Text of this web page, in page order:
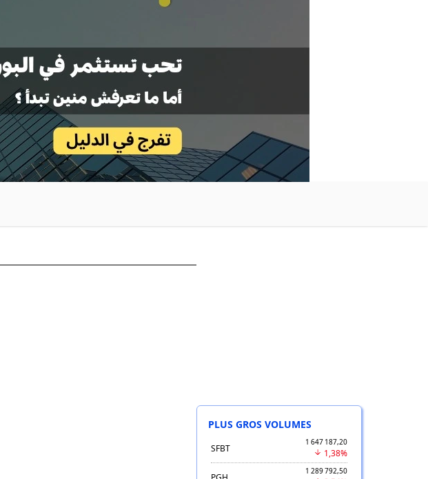
PLUS GROS VOLUMES
SFBT
1 647 187,20
1,38%
1 289 792,50